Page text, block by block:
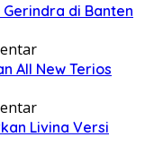
di Banten
All New Terios
Livina Versi